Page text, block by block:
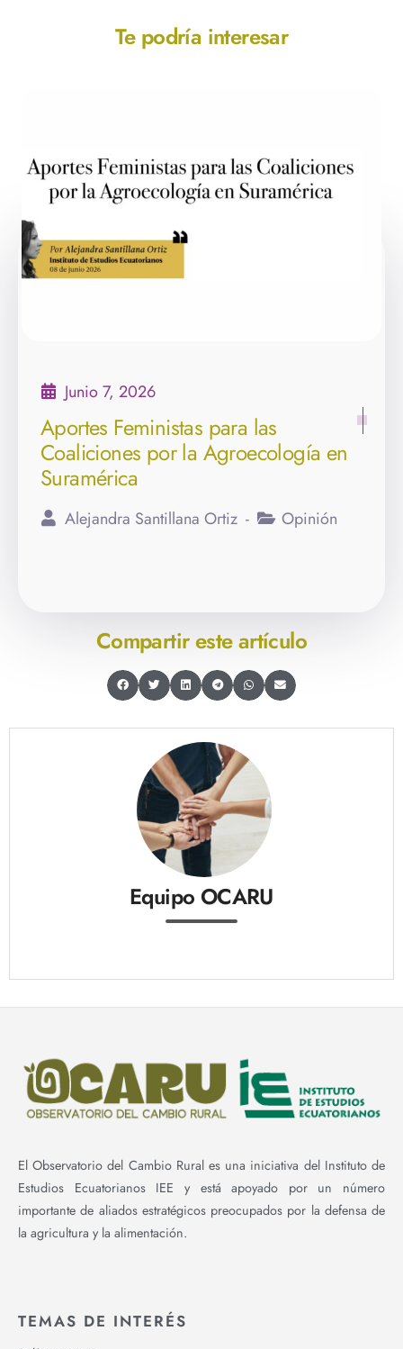
Te podría interesar
Junio 7, 2026
Aportes Feministas para las
Coaliciones por la Agroecología en
Suramérica
Alejandra Santillana Ortiz Opinión
Compartir este artículo
Equipo OCARU
El Observatorio del Cambio Rural es una iniciativa del Instituto de
Estudios Ecuatorianos IEE y está apoyado por un número
importante de aliados estratégicos preocupados por la defensa de
la agricultura y la alimentación.
TEMAS DE INTERÉS